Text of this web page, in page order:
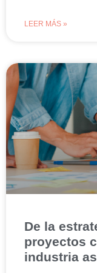
LEER MÁS »
De la
proyectos
industria